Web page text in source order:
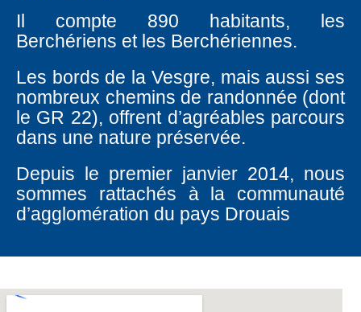
Il compte 890 habitants, les
Berchériens et les Berchériennes.
Les bords de la Vesgre, mais aussi ses
nombreux chemins de randonnée (dont
le GR 22), offrent d’agréables parcours
dans une nature préservée.
Depuis le premier janvier 2014, nous
sommes rattachés à la communauté
d’agglomération du pays Drouais